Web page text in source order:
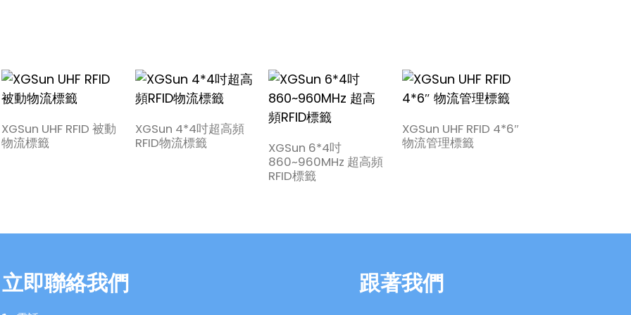
XGSun UHF RFID 被動
物流標籤
XGSun 4*4吋超高頻
RFID物流標籤
XGSun 6*4吋
860~960MHz 超高頻
RFID標籤
XGSun UHF RFID 4*6″
物流管理標籤
立即聯絡我們 跟著我們